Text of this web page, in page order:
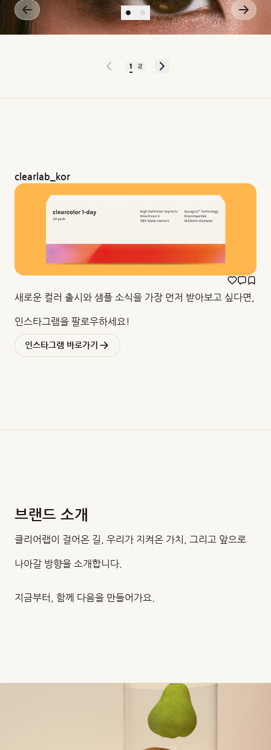
1 2
clearlab_kor
새로운 컬러 출시와 샘플 소식을 가장 먼저 받아보고 싶다면,
인스타그램을 팔로우하세요!
인스타그램 바로가기
브랜드 소개
클리어랩이 걸어온 길, 우리가 지켜온 가치, 그리고 앞으로
나아갈 방향을 소개합니다.
지금부터, 함께 다음을 만들어가요.